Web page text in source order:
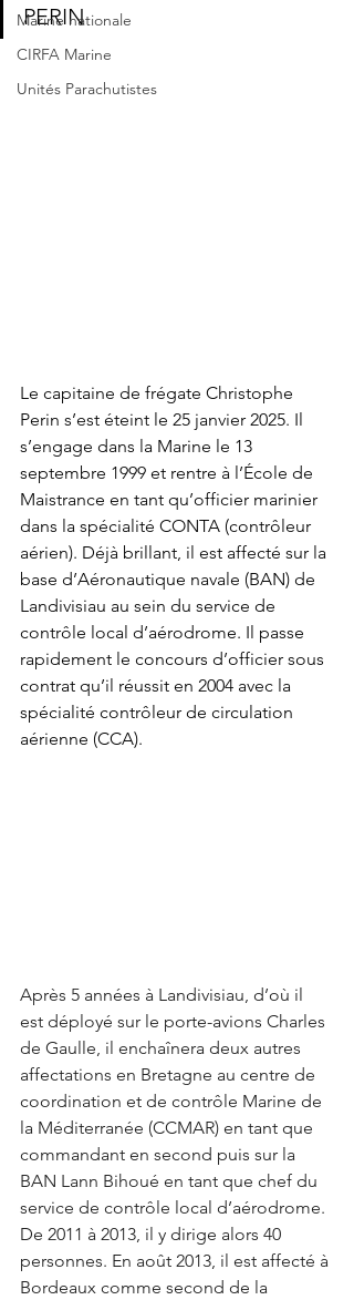
Marine nationale
CIRFA Marine
Unités Parachutistes
PERIN
Le capitaine de frégate Christophe
Perin s’est éteint le 25 janvier 2025. Il
s’engage dans la Marine le 13
septembre 1999 et rentre à l’École de
Maistrance en tant qu’officier marinier
dans la spécialité CONTA (contrôleur
aérien). Déjà brillant, il est affecté sur la
base d’Aéronautique navale (BAN) de
Landivisiau au sein du service de
contrôle local d’aérodrome. Il passe
rapidement le concours d’officier sous
contrat qu’il réussit en 2004 avec la
spécialité contrôleur de circulation
aérienne (CCA).
Après 5 années à Landivisiau, d’où il
est déployé sur le porte-avions Charles
de Gaulle, il enchaînera deux autres
affectations en Bretagne au centre de
coordination et de contrôle Marine de
la Méditerranée (CCMAR) en tant que
commandant en second puis sur la
BAN Lann Bihoué en tant que chef du
service de contrôle local d’aérodrome.
De 2011 à 2013, il y dirige alors 40
personnes. En août 2013, il est affecté à
Bordeaux comme second de la